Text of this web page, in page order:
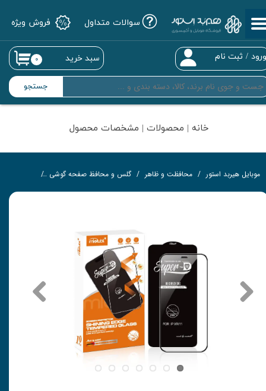
جستجو
/ ثبت نام
حساب کاربری من
تغییر گذر واژه
سفارشات
خروج از حساب کاربری
۰ سبد خرید
سوالات متداول فروش ویژه
خانه | محصولات | مشخصات محصول
موبایل هیربد استور محافظت و ظاهر گلس و محافظ صفحه گوشی